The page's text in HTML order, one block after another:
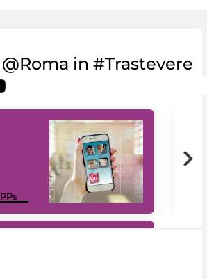
in #Trastevere